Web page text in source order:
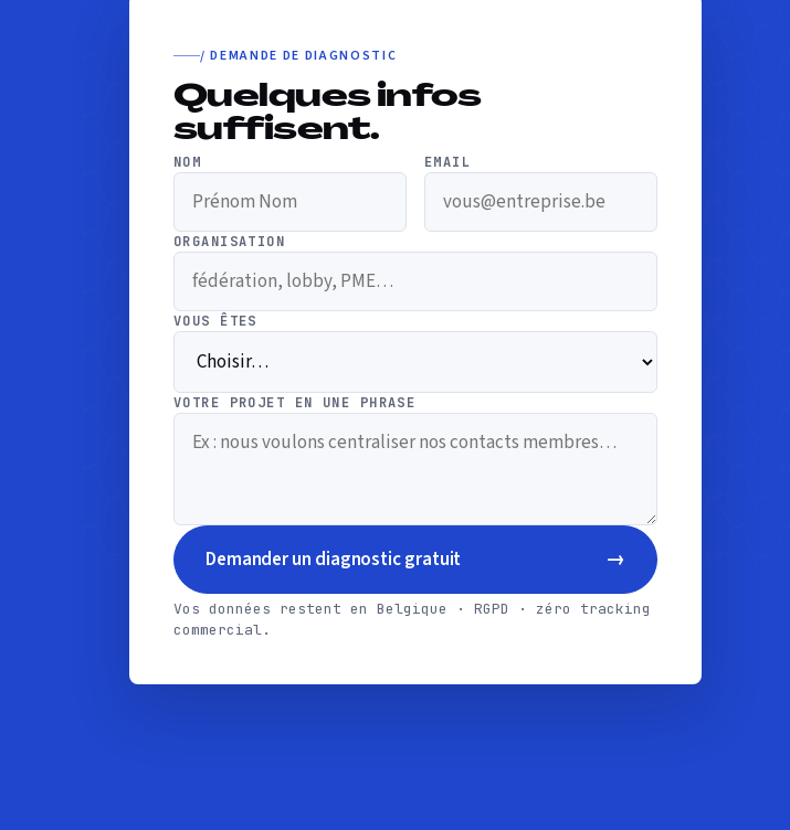
/ DEMANDE DE DIAGNOSTIC
Quelques infos
suffisent.
NOM EMAIL
ORGANISATION
VOUS ÊTES
VOTRE PROJET EN UNE PHRASE
Demander un diagnostic gratuit →
Vos données restent en Belgique · RGPD · zéro tracking
commercial.